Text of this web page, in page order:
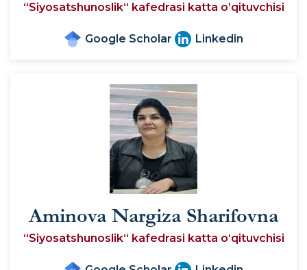
“Siyosatshunoslik“ kafedrasi katta o’qituvchisi
Google Scholar Linkedin
Aminova Nargiza Sharifovna
“Siyosatshunoslik“ kafedrasi katta o‘qituvchisi